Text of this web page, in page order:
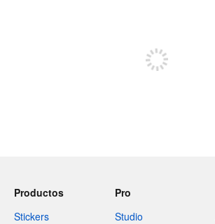
Productos
Stickers
Pro
Studio